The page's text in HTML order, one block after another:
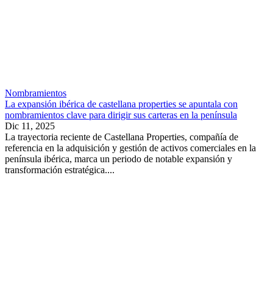
Nombramientos
La expansión ibérica de castellana properties se apuntala con
nombramientos clave para dirigir sus carteras en la península
Dic 11, 2025
La trayectoria reciente de Castellana Properties, compañía de
referencia en la adquisición y gestión de activos comerciales en la
península ibérica, marca un periodo de notable expansión y
transformación estratégica....